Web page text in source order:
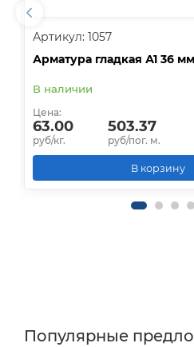
Артикул: 1057
Арматура гладкая А1 36
В наличии
Цена:
63.00
руб/кг.
503.37
руб/пог. м.
В корзину
Популярные